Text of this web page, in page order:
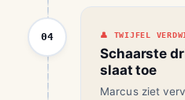
04 TWIJFEL
Schaarste
slaat toe
Marcus ziet